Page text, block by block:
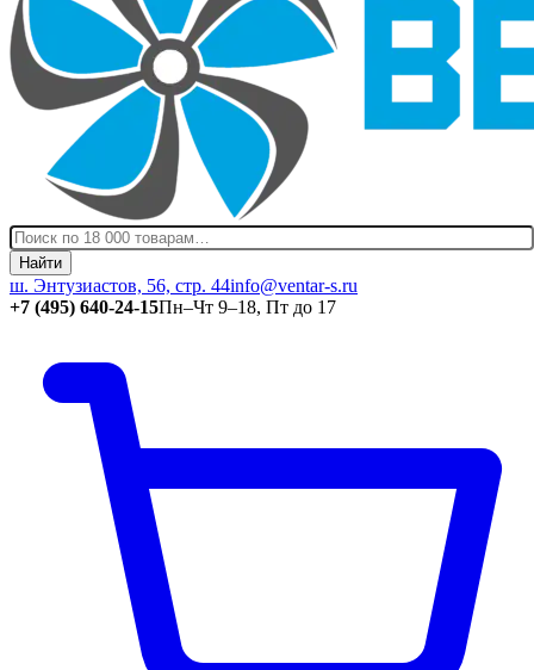
Найти
ш. Энтузиастов, 56, стр. 44info@ventar-s.ru
+7 (495) 640-24-15Пн–Чт 9–18, Пт до 17